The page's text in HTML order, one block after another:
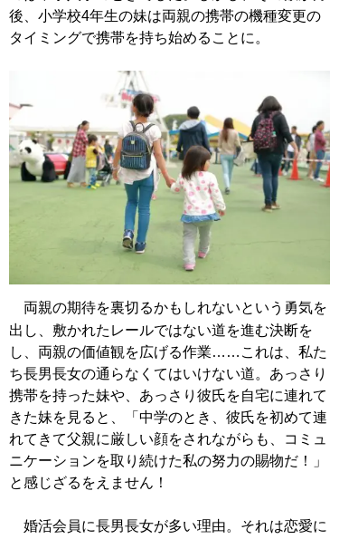
後、小学校4年生の妹は両親の携帯の機種変更の
タイミングで携帯を持ち始めることに。
両親の期待を裏切るかもしれないという勇気を
出し、敷かれたレールではない道を進む決断を
し、両親の価値観を広げる作業……これは、私た
ち長男長女の通らなくてはいけない道。あっさり
携帯を持った妹や、あっさり彼氏を自宅に連れて
きた妹を見ると、「中学のとき、彼氏を初めて連
れてきて父親に厳しい顔をされながらも、コミュ
ニケーションを取り続けた私の努力の賜物だ！」
と感じざるをえません！
婚活会員に長男長女が多い理由。それは恋愛に